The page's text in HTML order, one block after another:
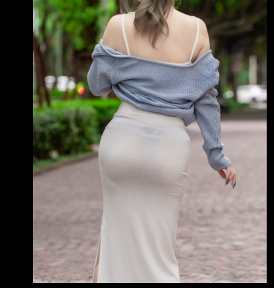
元):1,247,946 5.1月1日累計至本期止營業毛利
(毛損) (仟元):213,638 6.1月1日累計至本期止營
業利益(損失) (仟元):45,